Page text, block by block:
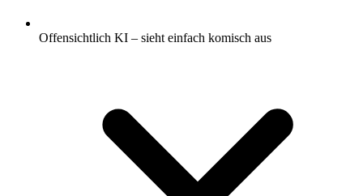
Offensichtlich KI – sieht einfach komisch aus